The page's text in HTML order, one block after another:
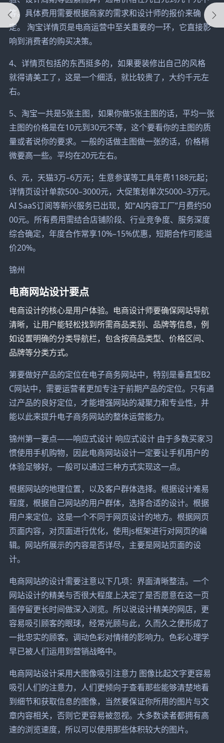
等。具体费用需要根据商家的需求和设计师的报价来确
定。 淘宝详情页是电商运营中至关重要的一环，它直接影
响到消费者的购买决策。
4、详情页包括的东西挺多的，如果要装修出自己的风格
就得请美工了，这是一个细活，就比较贵了，大约千元左
右。
5、淘宝一共是5张主图，如果你做5张主图的话，平均一张
主图的价格是在10元到30元不等，这个要看你的主图的质
量或者说你的要求。一般的话做主图做一张的话，价格稍
微要高一些。平均在20元左右。
6、元，天猫3万–6万元；生意参谋等工具年费1188元起；
详情页设计单款500–3000元，大促策划单次5000–3万元。
AI SaaS订阅等新兴服务已出现，如“AI内容工厂”月费约50
00元。所有费用需结合店铺阶段、行业竞争度、服务深度
综合确定，年度合作常享10%–15%优惠，短期合作可能溢
价20%。
锦州
电商网站设计要点
电商设计的核心是用户体验。电商设计师要确保网站导航
清晰，让用户能轻松找到所需商品类别、品牌等信息，例
如设置明确的分类导航栏，包含按商品类型、价格区间、
品牌等分类方式。
第要做好产品的定位在电子商务网站中，特别是垂直型B2
C网站中，需要运营者更加专注于前期产品的定位。只有通
过产品的良好定位，才能增强网站的凝聚力和专业性，并
能以此来提升电子商务网站的整体运营能力。
锦州第一要点——响应式设计 响应式设计 由于多数买家习
惯使用手机购物，因此电商网站设计一定要让手机用户的
体验足够好。一般可以通过三种方式实现这一点。
根据网站的地理位置，以及客户群体选择。根据设计难易
程度，根据自己网站的用户群体，选择合适的设计。根据
用户来定位。这是一个不同于网页设计的地方。根据网页
页面内容，对页面进行优化，使用js框架进行对网页的编
辑。网站所展示的内容是否详尽，主要是网站页面的设
计。
电商网站的设计需要注意以下几项：界面清晰整洁。一个
网站设计的精美与否很大程度上决定了是否愿意在这一页
面停留更长时间做深入浏览。所以说设计精美的网店，更
容易吸引顾客的眼球，经常光顾与此，久而久之便形成了
一批忠实的顾客。调动色彩对情绪的影响力。色彩心理学
早已被人们运用到营销战略中。
电商网站设计采用大图像吸引注意力 图像比起文字更容易
吸引人们的注意力，人们更倾向于查看那些能够清楚地看
到细节和获取信息的图像，当然要保证你所用的图片与文
章内容相关，否则它更容易被忽视。大多数读者都拥有高
速的浏览速度，所以可以使用那些体积较大的图片。